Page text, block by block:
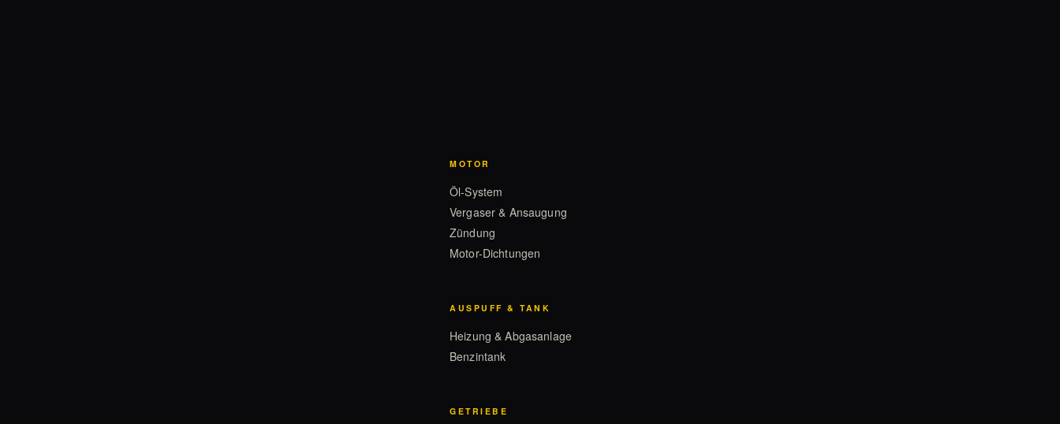
MOTOR
Öl-System
Vergaser & Ansaugung
Zündung
Motor-Dichtungen
AUSPUFF & TANK
Heizung & Abgasanlage
Benzintank
GETRIEBE